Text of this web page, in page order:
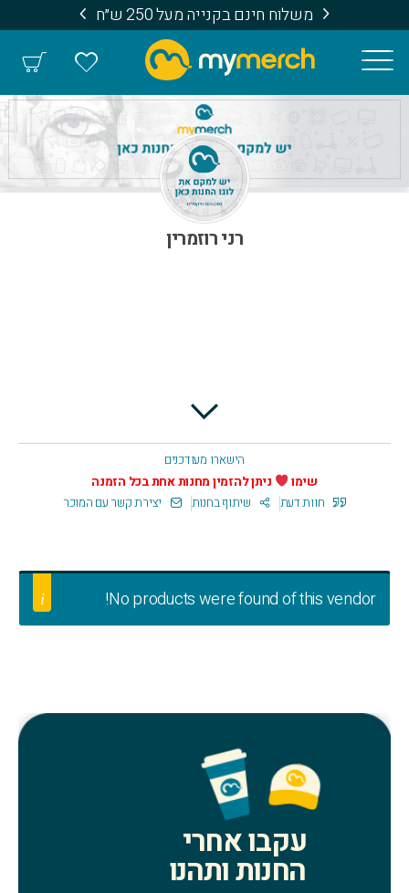
משלוח חינם בקנייה מעל 250 ש״ח
רני רוזמרין
הישארו מעודכנים
שימו
ניתן להזמין מחנות אחת בכל הזמנה
חוות דעת
שיתוף בחנות יצירת קשר עם המוכר
No products were found of this vendor!
עקבו אחרי
החנות ותהנו